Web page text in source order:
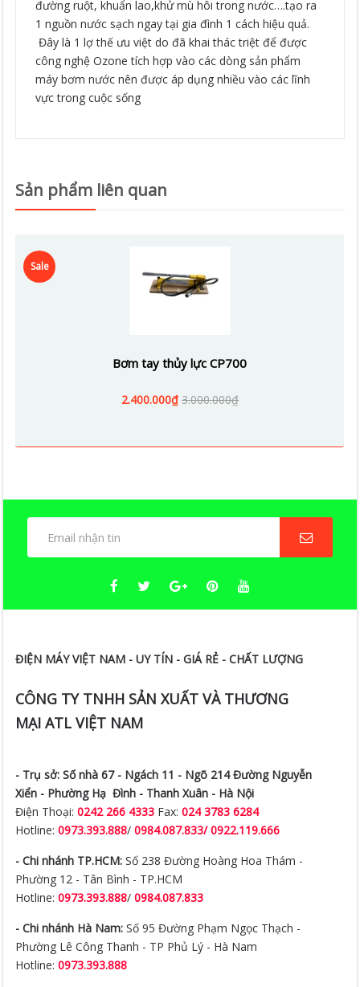
đường ruột, khuẩn lao,khử mù hôi trong nước….tạo ra
1 nguồn nước sạch ngay tại gia đình 1 cách hiệu quả.
Đây là 1 lợ thế ưu việt do đã khai thác triệt để được
công nghệ Ozone tích hợp vào các dòng sản phẩm
máy bơm nước nên được áp dụng nhiều vào các lĩnh
vực trong cuộc sống
Sản phẩm liên quan
Sale
Bơm tay thủy lực CP700
2.400.000₫ 3.000.000₫
ĐIỆN MÁY VIỆT NAM - UY TÍN - GIÁ RẺ - CHẤT LƯỢNG
CÔNG TY TNHH SẢN XUẤT VÀ THƯƠNG
MẠI ATL VIỆT NAM
- Trụ sở: Số nhà 67 - Ngách 11 - Ngõ 214 Đường Nguyễn
Xiển - Phường Hạ Đình - Thanh Xuân - Hà Nội
Điện Thoại:0242 266 4333 Fax:024 3783 6284
Hotline:0973.393.888/0984.087.833/ 0922.119.666
- Chi nhánh TP.HCM: Số 238 Đường Hoàng Hoa Thám -
Phường 12 - Tân Bình - TP.HCM
Hotline:0973.393.888/0984.087.833
- Chi nhánh Hà Nam: Số 95 Đường Phạm Ngọc Thạch -
Phường Lê Công Thanh - TP Phủ Lý - Hà Nam
Hotline:0973.393.888